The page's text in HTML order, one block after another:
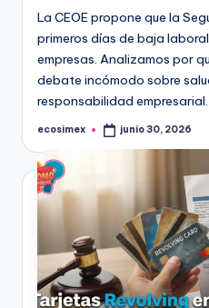
La CEOE propone que la
primeros días de baja
empresas. Analizamos por
debate incómodo sobre
responsabilidad empresarial.
Publicado
ecosimex junio 30, 2026